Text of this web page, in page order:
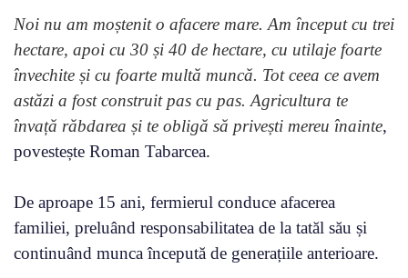
Noi nu am moștenit o afacere mare. Am început cu trei
hectare, apoi cu 30 și 40 de hectare, cu utilaje foarte
învechite și cu foarte multă muncă. Tot ceea ce avem
astăzi a fost construit pas cu pas. Agricultura te
învață răbdarea și te obligă să privești mereu înainte,
povestește Roman Tabarcea.
De aproape 15 ani, fermierul conduce afacerea
familiei, preluând responsabilitatea de la tatăl său și
continuând munca începută de generațiile anterioare.